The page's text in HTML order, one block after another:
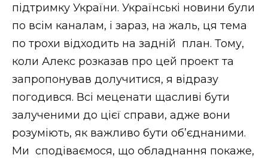
підтримку України. Українські новини були
по всім каналам, і зараз, на жаль, ця тема
по трохи відходить на задній план. Тому,
коли Алекс розказав про цей проект та
запропонував долучитися, я відразу
погодився. Всі меценати щасливі бути
залученими до цієї справи, адже вони
розуміють, як важливо бути об’єднаними.
Ми сподіваємося, що обладнання покаже,